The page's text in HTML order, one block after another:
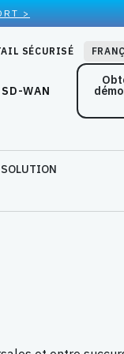
>
SÉCURISÉ
SD-WAN